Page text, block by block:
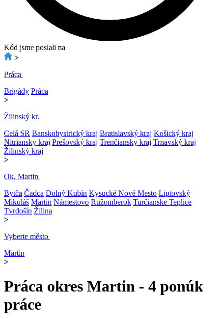
Kód jsme poslali na
>
Práca
Brigády Práca
>
Žilinský kr.
Celá SR Banskobystrický kraj Bratislavský kraj Košický kraj
Nitriansky kraj Prešovský kraj Trenčiansky kraj Trnavský kraj
Žilinský kraj
>
Ok. Martin
Bytča Čadca Dolný Kubín Kysucké Nové Mesto Liptovský
Mikuláš Martin Námestovo Ružomberok Turčianske Teplice
Tvrdošín Žilina
>
Vyberte město
Martin
>
Práca okres Martin - 4 ponúk
práce